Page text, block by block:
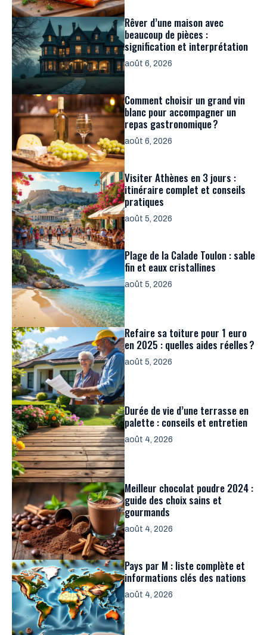
Rêver d’une maison avec
beaucoup de pièces :
signification et interprétation
août 6, 2026
Comment choisir un grand vin
blanc pour accompagner un
repas gastronomique ?
août 6, 2026
Visiter Athènes en 3 jours :
itinéraire complet et conseils
pratiques
août 5, 2026
Plage de la Calade Toulon : sable
fin et eaux cristallines
août 5, 2026
Refaire sa toiture pour 1 euro
en 2025 : quelles aides réelles ?
août 5, 2026
Durée de vie d’une terrasse en
palette : conseils et entretien
août 4, 2026
Meilleur chocolat poudre 2024 :
guide des choix sains et
gourmands
août 4, 2026
Pays par M : liste complète et
informations clés des nations
août 4, 2026